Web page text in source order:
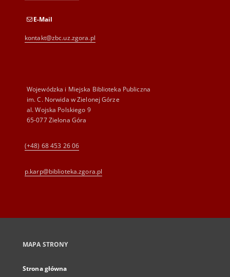
E-Mail
kontakt@zbc.uz.zgora.pl
Wojewódzka i Miejska Biblioteka Publiczna
im. C. Norwida w Zielonej Górze
al. Wojska Polskiego 9
65-077 Zielona Góra
(+48) 68 453 26 06
p.karp@biblioteka.zgora.pl
MAPA STRONY
Strona główna